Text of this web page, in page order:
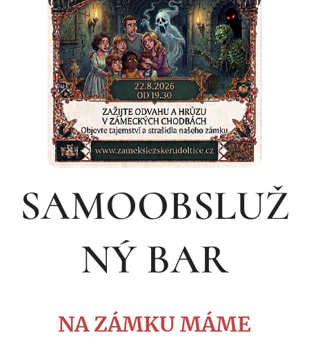
SAMOOBSLUŽ
NÝ BAR
NA ZÁMKU MÁME